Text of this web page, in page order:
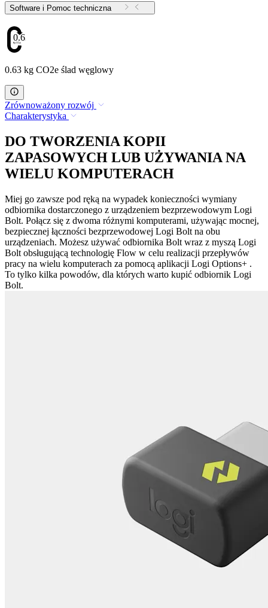
Software i Pomoc techniczna
0.63
0.63 kg CO2e ślad węglowy
Zrównoważony rozwój
Charakterystyka
DO TWORZENIA KOPII
ZAPASOWYCH LUB UŻYWANIA NA
WIELU KOMPUTERACH
Miej go zawsze pod ręką na wypadek konieczności wymiany
odbiornika dostarczonego z urządzeniem bezprzewodowym Logi
Bolt. Połącz się z dwoma różnymi komputerami, używając mocnej,
bezpiecznej łączności bezprzewodowej Logi Bolt na obu
urządzeniach. Możesz używać odbiornika Bolt wraz z myszą Logi
Bolt obsługującą technologię Flow w celu realizacji przepływów
pracy na wielu komputerach za pomocą aplikacji Logi Options+ .
To tylko kilka powodów, dla których warto kupić odbiornik Logi
Bolt.